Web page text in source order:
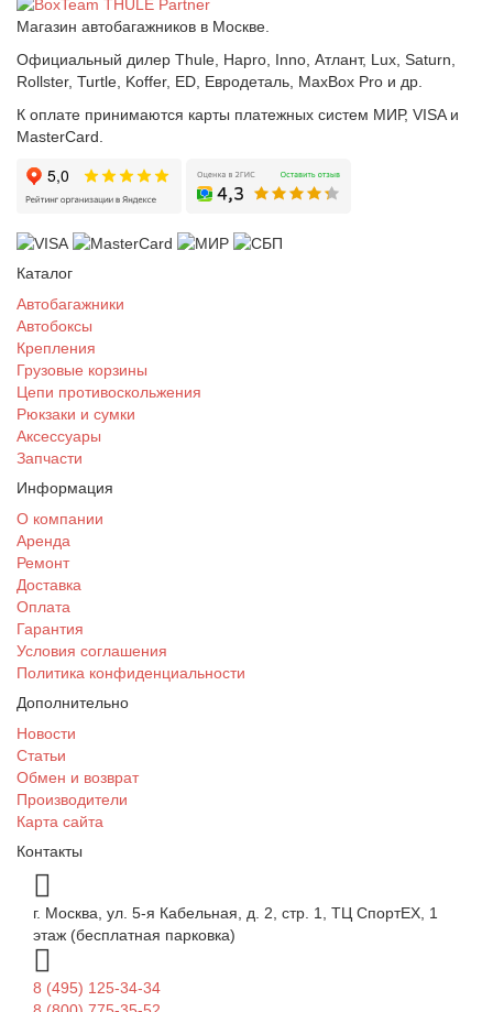
Магазин автобагажников в Москве.
Официальный дилер Thule, Hapro, Inno, Атлант, Lux, Saturn,
Rollster, Turtle, Koffer, ED, Евродеталь, MaxBox Pro и др.
К оплате принимаются карты платежных систем МИР, VISA и
MasterCard.
Каталог
Автобагажники
Автобоксы
Крепления
Грузовые корзины
Цепи противоскольжения
Рюкзаки и сумки
Аксессуары
Запчасти
Информация
О компании
Аренда
Ремонт
Доставка
Оплата
Гарантия
Условия соглашения
Политика конфиденциальности
Дополнительно
Новости
Статьи
Обмен и возврат
Производители
Карта сайта
Контакты
г. Москва, ул. 5-я Кабельная, д. 2, стр. 1, ТЦ СпортEX, 1
этаж (бесплатная парковка)
8 (495) 125-34-34